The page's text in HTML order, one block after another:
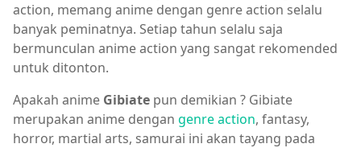
action, memang anime dengan genre action selalu
banyak peminatnya. Setiap tahun selalu saja
bermunculan anime action yang sangat rekomended
untuk ditonton.
Apakah anime Gibiate pun demikian ? Gibiate
merupakan anime dengan genre action, fantasy,
horror, martial arts, samurai ini akan tayang pada